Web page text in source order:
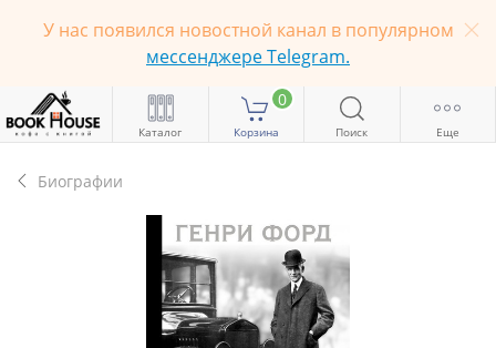
У нас появился новостной канал в популярном
мессенджере Telegram.
Каталог
0
Корзина Поиск Еще
Биографии